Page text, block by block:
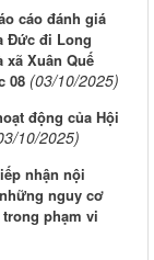
cáo đánh giá
Đức đi Long
xã Xuân Quế
08 (03/10/2025)
động của Hội
10/2025)
nhận nội
nguy cơ
phạm vi